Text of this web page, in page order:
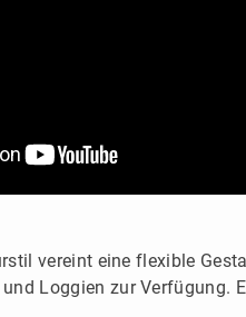
vereint eine flexible
Loggien zur Verfügung.